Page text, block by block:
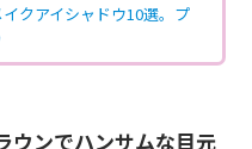
クアイシャドウ10選。プ
ウンでハンサムな目元